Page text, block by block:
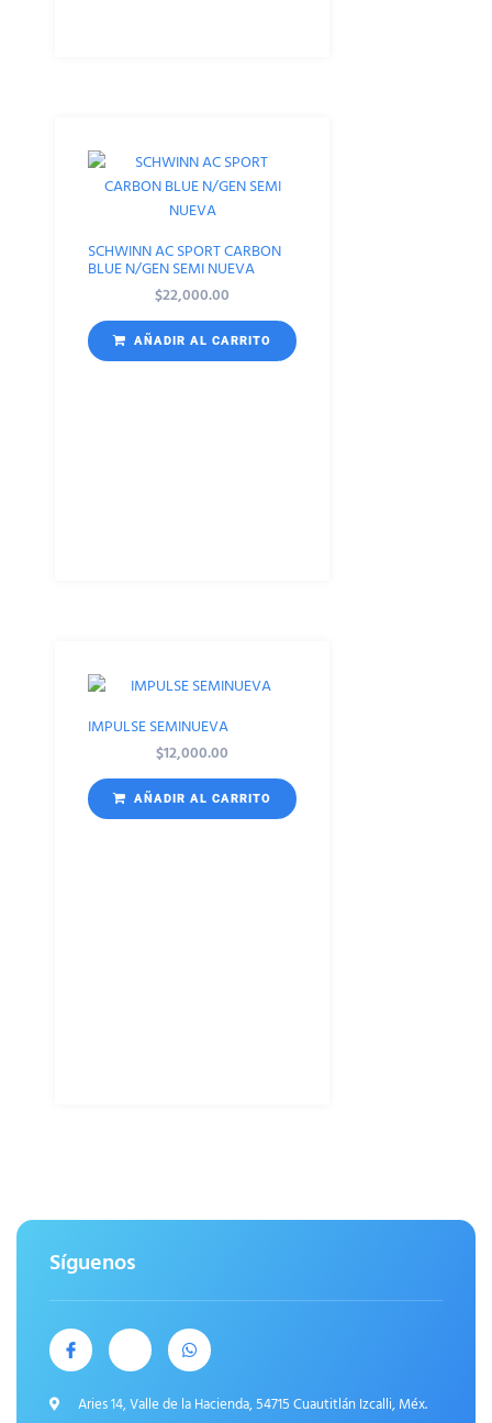
SCHWINN AC SPORT CARBON
BLUE N/GEN SEMI NUEVA
$22,000.00
AÑADIR AL CARRITO
IMPULSE SEMINUEVA
$12,000.00
AÑADIR AL CARRITO
Síguenos
Aries 14, Valle de la Hacienda, 54715 Cuautitlán Izcalli, Méx.